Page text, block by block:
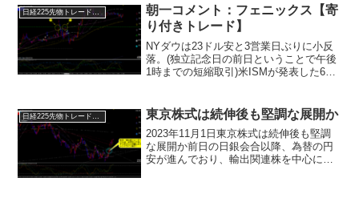
金利4.3％...
日経225先物トレード倶楽部
朝一コメント：フェニックス【寄
り付きトレード】
NYダウは23ドル安と3営業日ぶりに小反
落。(独立記念日の前日ということで午後
1時までの短縮取引)米ISMが発表した6月
び割り込んでいます。また6月のADP...
東京株式は続伸後も堅調な展開か
2023年11月1日東京株式は続伸後も堅調
な展開か前日の日銀会合以降、為替の円
安が進んでおり、輸出関連株を中心に支